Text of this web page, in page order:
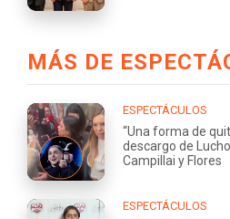
MÁS DE
ESPECTÁCULOS
“Una forma de
descargo de
Campillai y Flores
ESPECTÁCULOS